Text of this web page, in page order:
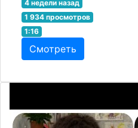
4 недели назад
1 934 просмотров
1:16
Смотреть